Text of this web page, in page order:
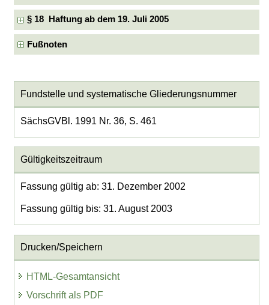
§ 18 Haftung ab dem 19. Juli 2005
Fußnoten
Fundstelle und systematische Gliederungsnummer
SächsGVBl. 1991 Nr. 36, S. 461
Gültigkeitszeitraum
Fassung gültig ab: 31. Dezember 2002
Fassung gültig bis: 31. August 2003
Drucken/Speichern
HTML-Gesamtansicht
Vorschrift als PDF